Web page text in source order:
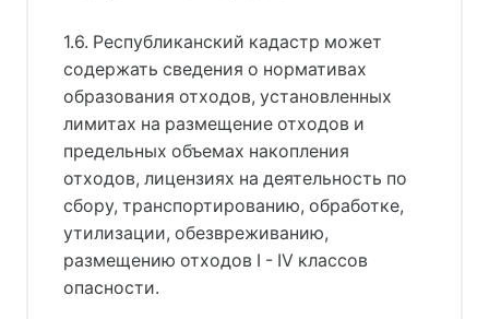
1.6. Республиканский кадастр может
содержать сведения о нормативах
образования отходов, установленных
лимитах на размещение отходов и
предельных объемах накопления
отходов, лицензиях на деятельность по
сбору, транспортированию, обработке,
утилизации, обезвреживанию,
размещению отходов I - IV классов
опасности.